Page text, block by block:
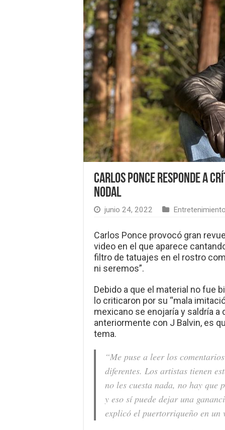
Carlos Ponce responde a
Nodal
junio 24, 2022
Carlos Ponce provocó gran
video en el que aparece
filtro de tatuajes en el rostro
ni seremos”.
Debido a que el material no fue
lo criticaron por su “mala
mexicano se enojaría y saldría
anteriormente con J Balvin, es
tema.
“Me puse a leer los
diferentes. Los artistas tienen
no les cuesta nada, no hay
y eso sí puede dejar una
explicó el puertorriqueño en un